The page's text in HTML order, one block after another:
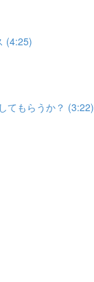
(4:25)
てもらうか？ (3:22)